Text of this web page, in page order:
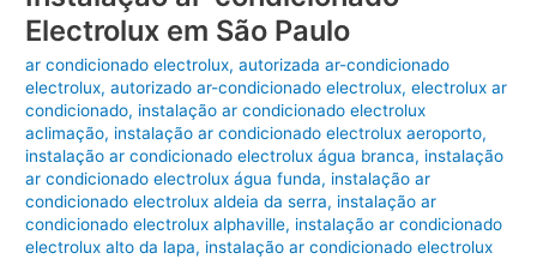
Electrolux em São Paulo
ar condicionado electrolux,autorizada ar-condicionado
electrolux,autorizado ar-condicionado electrolux,electrolux ar
condicionado, instalação ar condicionado electrolux
aclimação, instalação ar condicionado electrolux aeroporto,
instalação ar condicionado electrolux água branca, instalação
ar condicionado electrolux água funda, instalação ar
condicionado electrolux aldeia da serra, instalação ar
condicionado electrolux alphaville, instalação ar condicionado
electrolux alto da lapa, instalação ar condicionado electrolux